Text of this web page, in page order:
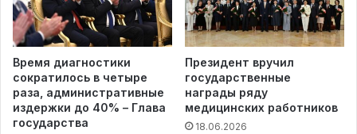
Время диагностики
сократилось в четыре
раза, административные
издержки до 40% – Глава
государства
Президент вручил
государственные
награды ряду
медицинских работников
18.06.2026